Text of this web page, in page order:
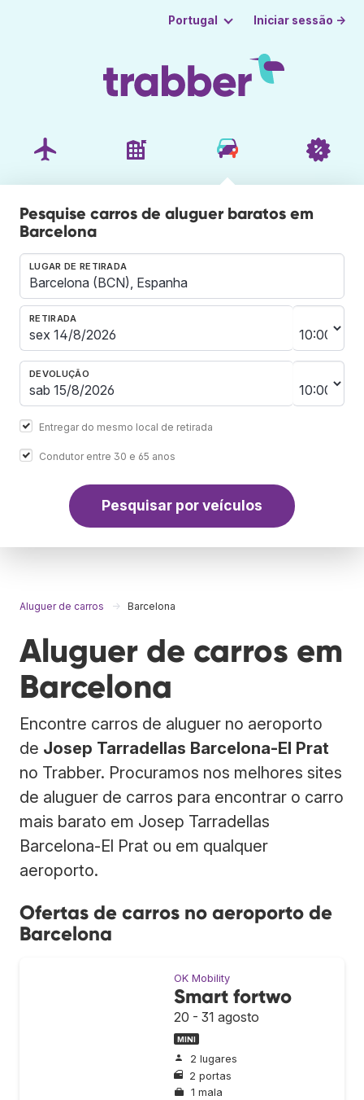
Portugal Iniciar sessão →
Pesquise carros de aluguer baratos em
Barcelona
LUGAR DE RETIRADA
RETIRADA
DEVOLUÇÃO
Entregar do mesmo local de retirada
Condutor entre 30 e 65 anos
Pesquisar por veículos
Aluguer de carros Barcelona
Aluguer de carros em
Barcelona
Encontre carros de aluguer no aeroporto
de Josep Tarradellas Barcelona-El Prat
no Trabber. Procuramos nos melhores sites
de aluguer de carros para encontrar o carro
mais barato em Josep Tarradellas
Barcelona-El Prat ou em qualquer
aeroporto.
Ofertas de carros no aeroporto de
Barcelona
OK Mobility
Smart fortwo
20 - 31 agosto
MINI
2 lugares
2 portas
1 mala